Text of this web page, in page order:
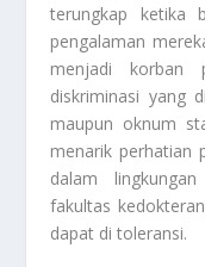
terungkap ketika
pengalaman
menjadi korban
diskriminasi yang
maupun oknum
menarik perhatian
dalam
fakultas
dapat di toleransi.